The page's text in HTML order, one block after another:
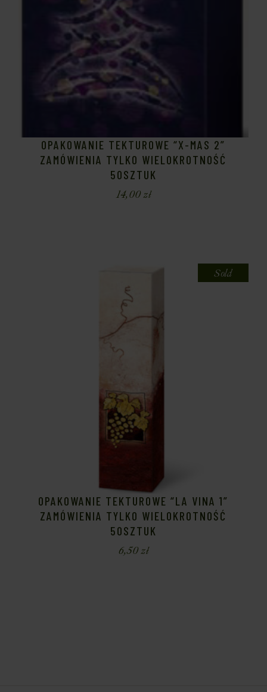
OPAKOWANIE TEKTUROWE “X-MAS 2”
ZAMÓWIENIA TYLKO WIELOKROTNOŚĆ
50SZTUK
14,00zł
Sold
OPAKOWANIE TEKTUROWE “LA VINA 1”
ZAMÓWIENIA TYLKO WIELOKROTNOŚĆ
50SZTUK
6,50zł